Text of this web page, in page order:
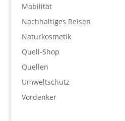
Mobilität
Nachhaltiges Reisen
Naturkosmetik
Quell-Shop
Quellen
Umweltschutz
Vordenker